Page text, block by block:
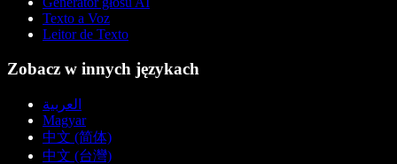
Texto a Voz
Leitor de Texto
Zobacz w innych językach
العربية
Magyar
中文 (简体)
中文 (台灣)